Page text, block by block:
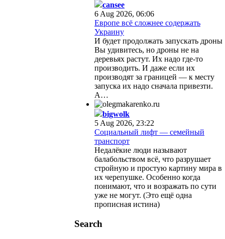
cansee
6 Aug 2026, 06:06
Европе всё сложнее содержать
Украину
И будет продолжать запускать дроны
Вы удивитесь, но дроны не на
деревьях растут. Их надо где-то
производить. И даже если их
производят за границей — к месту
запуска их надо сначала привезти.
А…
bigwolk
5 Aug 2026, 23:22
Социальный лифт — семейный
транспорт
Недалёкие люди называют
балабольством всё, что разрушает
стройную и простую картину мира в
их черепушке. Особенно когда
понимают, что и возражать по сути
уже не могут. (Это ещё одна
прописная истина)
Search